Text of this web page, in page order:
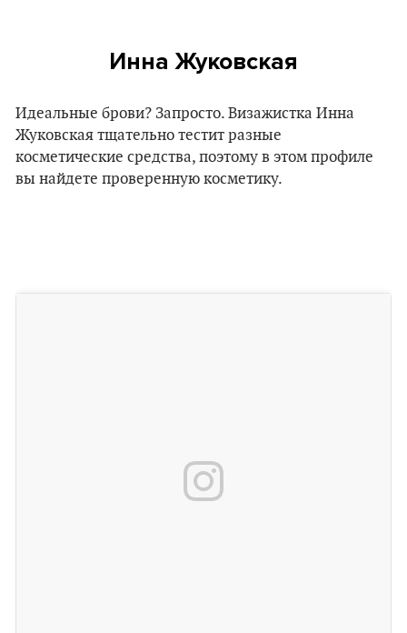
Инна Жуковская
Идеальные брови? Запросто. Визажистка Инна
Жуковская тщательно тестит разные
косметические средства, поэтому в этом профиле
вы найдете проверенную косметику.